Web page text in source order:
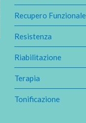
Recupero Funzionale
Resistenza
Riabilitazione
Terapia
Tonificazione